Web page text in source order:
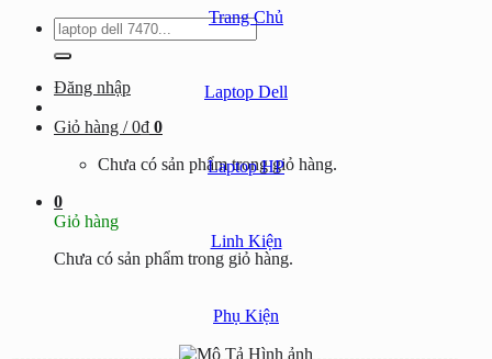
Tìm
kiếm:
Đăng nhập
Giỏ hàng /0₫ 0
Chưa có sản phẩm trong giỏ hàng.
0
Giỏ hàng
Chưa có sản phẩm trong giỏ hàng.
Trang Chủ
Laptop Dell
Laptop HP
Linh Kiện
Phụ Kiện